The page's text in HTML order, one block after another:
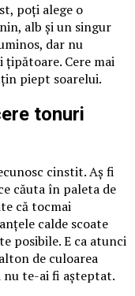
poți alege o
alb și un singur
dar nu
Cere mai
piept soarelui.
tonuri
cinstit. Aș fi
căuta în paleta de
că tocmai
calde scoate
posibile. E ca atunci
de culoarea
nu te-ai fi așteptat.